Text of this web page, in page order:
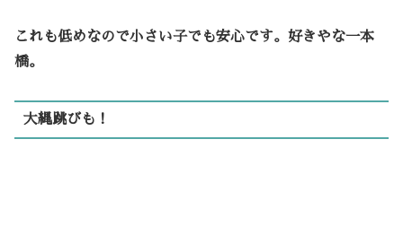
これも低めなので小さい子でも安心です。好きやな一本
橋。
大縄跳びも！